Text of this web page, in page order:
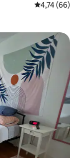
4,74 av 5 i
4,74 (66)